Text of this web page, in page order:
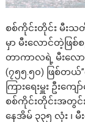
စစ်ကိုင်းတိုင်း မီးသ
မှာ မီးလောင်တဲ့ဖြစ်
တာကာလရဲ့ မီးလော
(၇၅၅.၅၀) ဖြစ်တ
ကြားရေးမှူး ဦးက
စစ်ကိုင်းတိုင်းအတွင်း
နေအိမ် ၃၃၅ လုံး ၊